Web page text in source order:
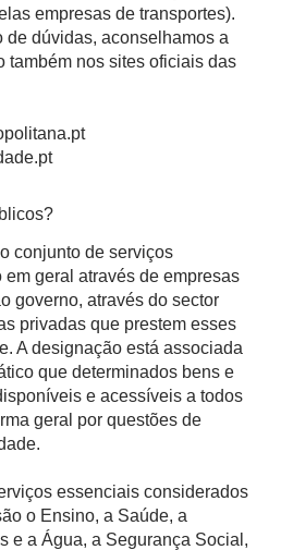
empresas de transportes).
de dúvidas, aconselhamos a
também nos sites oficiais das
conjunto de serviços
geral através de empresas
governo, através do sector
privadas que prestem esses
A designação está associada
que determinados bens e
e acessíveis a todos
geral por questões de
essenciais considerados
o Ensino, a Saúde, a
e a Água, a Segurança Social,